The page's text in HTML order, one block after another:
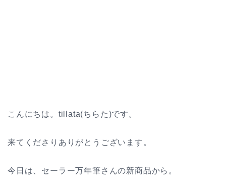
こんにちは。tillata(ちらた)です。
来てくださりありがとうございます。
今日は、セーラー万年筆さんの新商品から。